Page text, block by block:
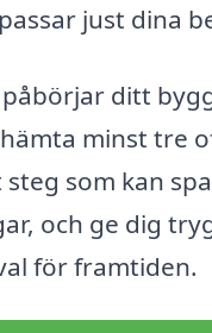
just dina
påbörjar ditt
minst tre
som kan
och ge dig
för framtiden.